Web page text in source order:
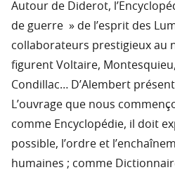
Autour de Diderot,
de guerre » de l’esprit des
collaborateurs prestigieux au
figurent Voltaire,
Condillac… D’Alembert
L’ouvrage que nous
comme Encyclopédie, il doit
possible, l’ordre et
humaines ; comme